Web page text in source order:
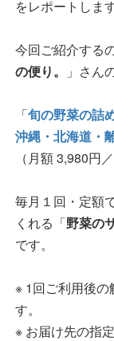
をレポートしま
今回ご紹介する
の便り。
」さん
「旬の野菜の詰
沖縄・北海道・
（月額 3,980円
毎月１回・定額
くれる「野菜の
です。
※ 1回ご利用後
す。
※ お届け先の指